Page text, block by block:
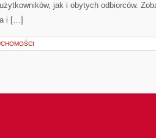
jak i obytych odbiorców.
i […]